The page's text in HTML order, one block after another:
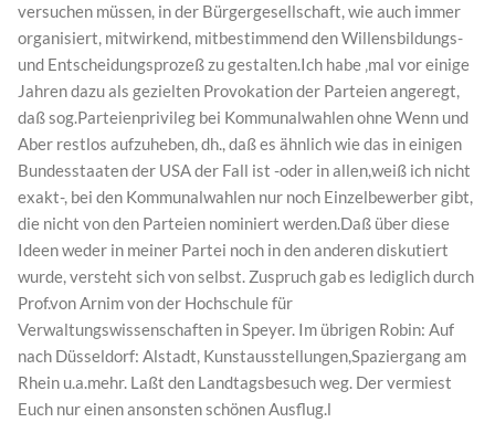
versuchen müssen, in der Bürgergesellschaft, wie auch immer
organisiert, mitwirkend, mitbestimmend den Willensbildungs-
und Entscheidungsprozeß zu gestalten.Ich habe ‚mal vor einige
Jahren dazu als gezielten Provokation der Parteien angeregt,
daß sog.Parteienprivileg bei Kommunalwahlen ohne Wenn und
Aber restlos aufzuheben, dh., daß es ähnlich wie das in einigen
Bundesstaaten der USA der Fall ist -oder in allen,weiß ich nicht
exakt-, bei den Kommunalwahlen nur noch Einzelbewerber gibt,
die nicht von den Parteien nominiert werden.Daß über diese
Ideen weder in meiner Partei noch in den anderen diskutiert
wurde, versteht sich von selbst. Zuspruch gab es lediglich durch
Prof.von Arnim von der Hochschule für
Verwaltungswissenschaften in Speyer. Im übrigen Robin: Auf
nach Düsseldorf: Alstadt, Kunstausstellungen,Spaziergang am
Rhein u.a.mehr. Laßt den Landtagsbesuch weg. Der vermiest
Euch nur einen ansonsten schönen Ausflug.l